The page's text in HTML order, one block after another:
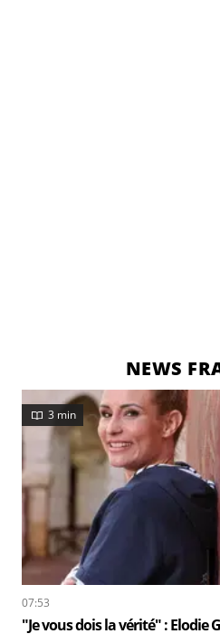
NEWS
3 min
07:53
"Je vous dois la vérité" : Elodie